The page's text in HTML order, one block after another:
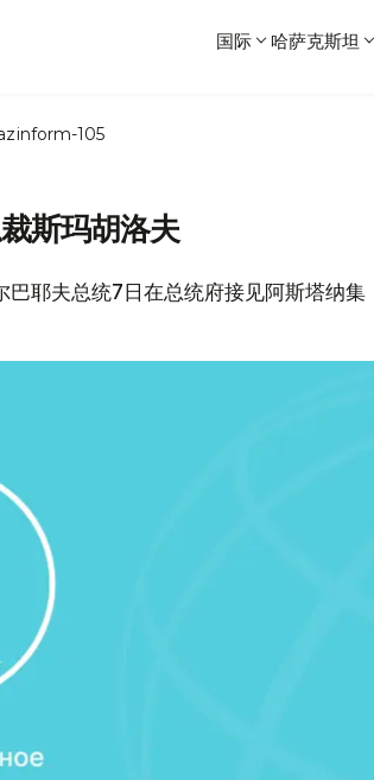
国际 哈萨克斯坦
105
斯玛胡洛夫
耶夫总统7日在总统府接见阿斯塔纳集